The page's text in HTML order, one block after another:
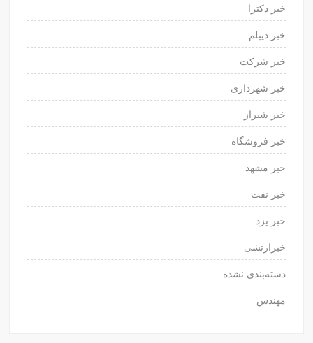
خبر دکترا
خبر دیپلم
خبر شرکت
خبر شهرداری
خبر شیراز
خبر فروشگاه
خبر مشهد
خبر نفت
خبر یزد
خبرارتشی
دسته‌بندی نشده
مهندس